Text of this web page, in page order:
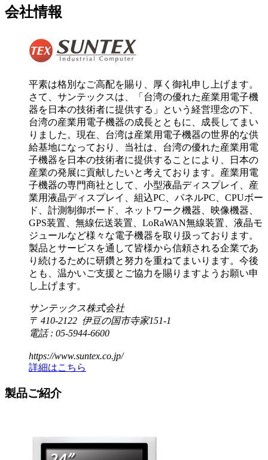
会社情報
平素は格別なご高配を賜り、厚く御礼申し上げます。
さて、サンテックスは、「台湾の優れた産業用電子機
器を日本の技術者に提供する」という経営理念の下、
台湾の産業用電子機器の成長とともに、成長してまい
りました。現在、台湾は産業用電子機器の世界的な供
給基地になっており、当社は、台湾の優れた産業用電
子機器を日本の技術者に提供することにより、日本の
産業の発展に貢献したいと考えております。産業用電
子機器の専門商社として、小型液晶ディスプレイ、産
業用液晶ディスプレイ、組込PC、パネルPC、CPUボー
ド、計測制御ボード、ネットワーク機器、映像機器、
GPS装置、無線伝送装置、LoRaWAN無線装置、液晶モ
ジュールなど様々な電子機器を取り扱っております。
製品とサービスを通して皆様から信頼される企業であ
り続けるために研鑽と努力を重ねてまいります。今後
とも、温かいご支援とご協力を賜りますようお願い申
し上げます。
サンテックス株式会社
〒 410-2122 伊豆の国市寺家151-1
電話 : 05-5944-6600
https://www.suntex.co.jp/
詳細はこちら
製品ご紹介